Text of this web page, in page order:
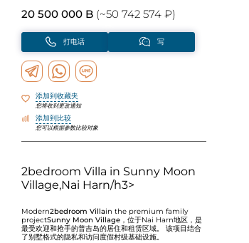
20 500 000 B (~50 742 574 ₽)
打电话 写
添加到收藏夹
您将收到更改通知
添加到比较
您可以根据参数比较对象
2bedroom Villa in Sunny Moon
Village,Nai Harn/h3>
Modern2bedroom Villain the premium family
projectSunny Moon Village ，位于Nai Harn地区，是
最受欢迎和抢手的普吉岛的居住和租赁区域。 该项目结合
了别墅格式的隐私和访问度假村级基础设施。